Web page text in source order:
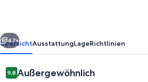
Weiter
47+
ÜbersichtAusstattungLageRichtlinien
Bewertungen
9,89,8 von 10.
Außergewöhnlich